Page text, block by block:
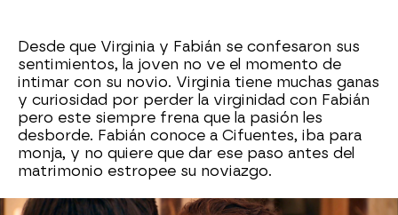
Desde que Virginia y Fabián se confesaron sus
sentimientos, la joven no ve el momento de
intimar con su novio. Virginia tiene muchas ganas
y curiosidad por perder la virginidad con Fabián
pero este siempre frena que la pasión les
desborde. Fabián conoce a Cifuentes, iba para
monja, y no quiere que dar ese paso antes del
matrimonio estropee su noviazgo.